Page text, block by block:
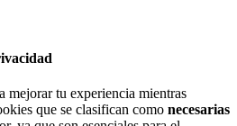
mejorar tu experiencia mientras
que se clasifican como necesarias